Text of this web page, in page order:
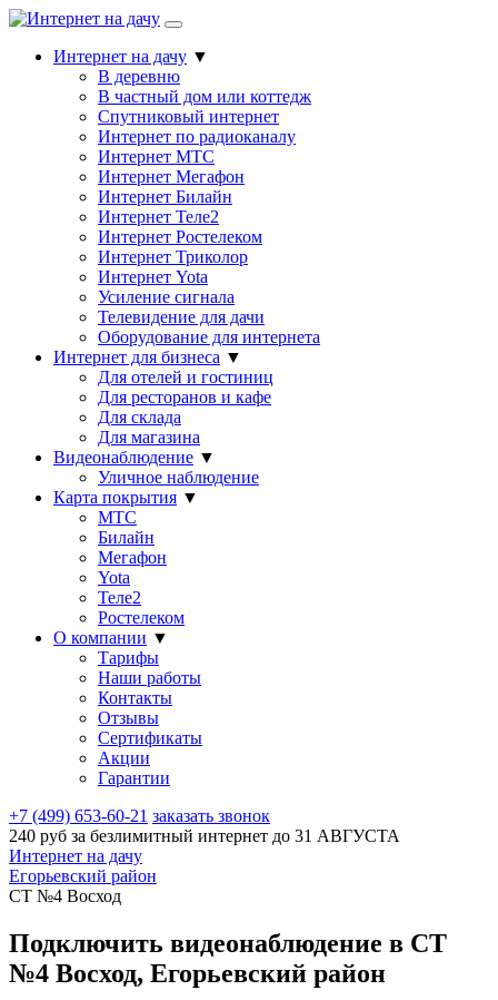
Интернет на дачу ▼
В деревню
В частный дом или коттедж
Спутниковый интернет
Интернет по радиоканалу
Интернет МТС
Интернет Мегафон
Интернет Билайн
Интернет Теле2
Интернет Ростелеком
Интернет Триколор
Интернет Yota
Усиление сигнала
Телевидение для дачи
Оборудование для интернета
Интернет для бизнеса ▼
Для отелей и гостиниц
Для ресторанов и кафе
Для склада
Для магазина
Видеонаблюдение ▼
Уличное наблюдение
Карта покрытия ▼
МТС
Билайн
Мегафон
Yota
Теле2
Ростелеком
О компании ▼
Тарифы
Наши работы
Контакты
Отзывы
Сертификаты
Акции
Гарантии
+7 (499) 653-60-21 заказать звонок
240 руб за безлимитный интернет до 31 АВГУСТА
Интернет на дачу
Егорьевский район
СТ №4 Восход
Подключить видеонаблюдение в СТ
№4 Восход, Егорьевский район